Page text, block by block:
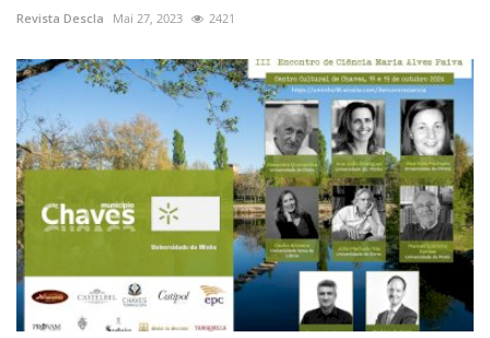
Revista Descla Mai 27, 2023 2421